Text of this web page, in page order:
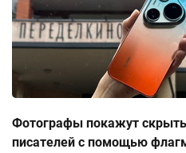
Фотографы покажут
писателей с помощью